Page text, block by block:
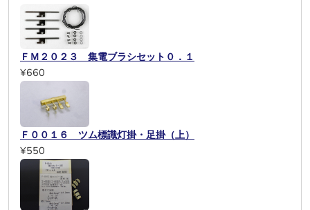
ＦＭ２０２３ 集電ブラシセット０．１
¥660
Ｆ００１６ ツム標識灯掛・足掛（上）
¥550